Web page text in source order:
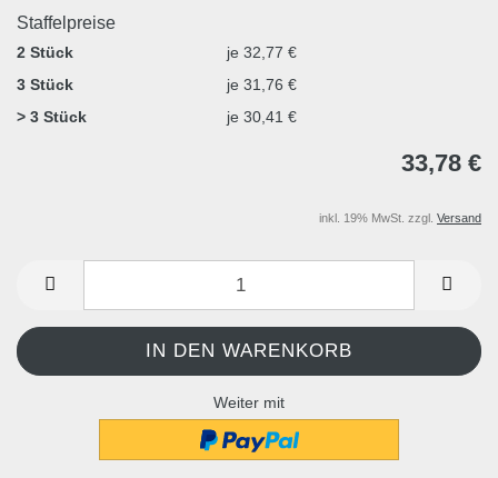
Staffelpreise
2 Stück
je 32,77 €
3 Stück
je 31,76 €
> 3 Stück
je 30,41 €
33,78 €
inkl. 19% MwSt. zzgl. Versand
Weiter mit